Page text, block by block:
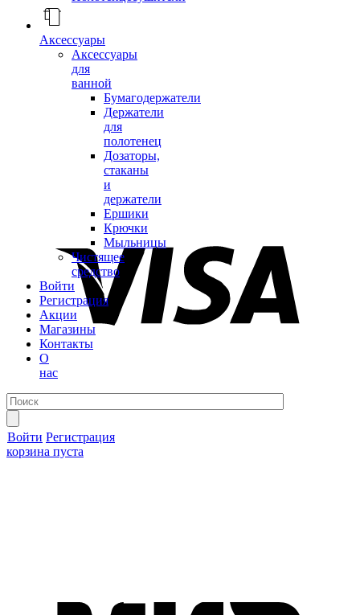
Аксессуары
Аксессуары
для
ванной
Бумагодержатели
Держатели
для
полотенец
Дозаторы,
стаканы
и
держатели
Ершики
Крючки
Мыльницы
Чистящее
средство
Войти
Регистрация
Акции
Магазины
Контакты
О
нас
Войти Регистрация
корзина пуста